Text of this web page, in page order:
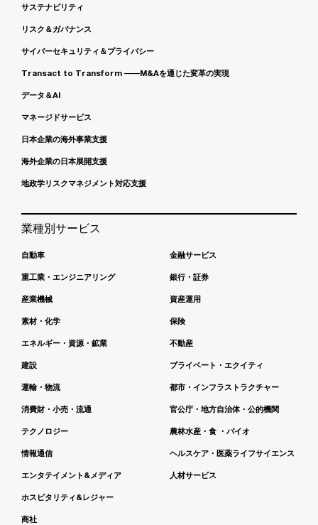
サステナビリティ
リスク＆ガバナンス
サイバーセキュリティ＆プライバシー
Transact to Transform ――M&Aを通じた変革の実現
データ＆AI
マネージドサービス
日本企業の海外事業支援
海外企業の日本展開支援
地政学リスクマネジメント対応支援
業種別サービス
自動車
重工業・エンジニアリング
産業機械
素材・化学
エネルギー・資源・鉱業
建設
運輸・物流
消費財・小売・流通
テクノロジー
情報通信
エンタテイメント&メディア
ホスピタリティ&レジャー
商社
金融サービス
銀行・証券
資産運用
保険
不動産
プライベート・エクイティ
都市・インフラストラクチャー
官公庁・地方自治体・公的機関
農林水産・食 ・バイオ
ヘルスケア・医薬ライフサイエンス
人材サービス